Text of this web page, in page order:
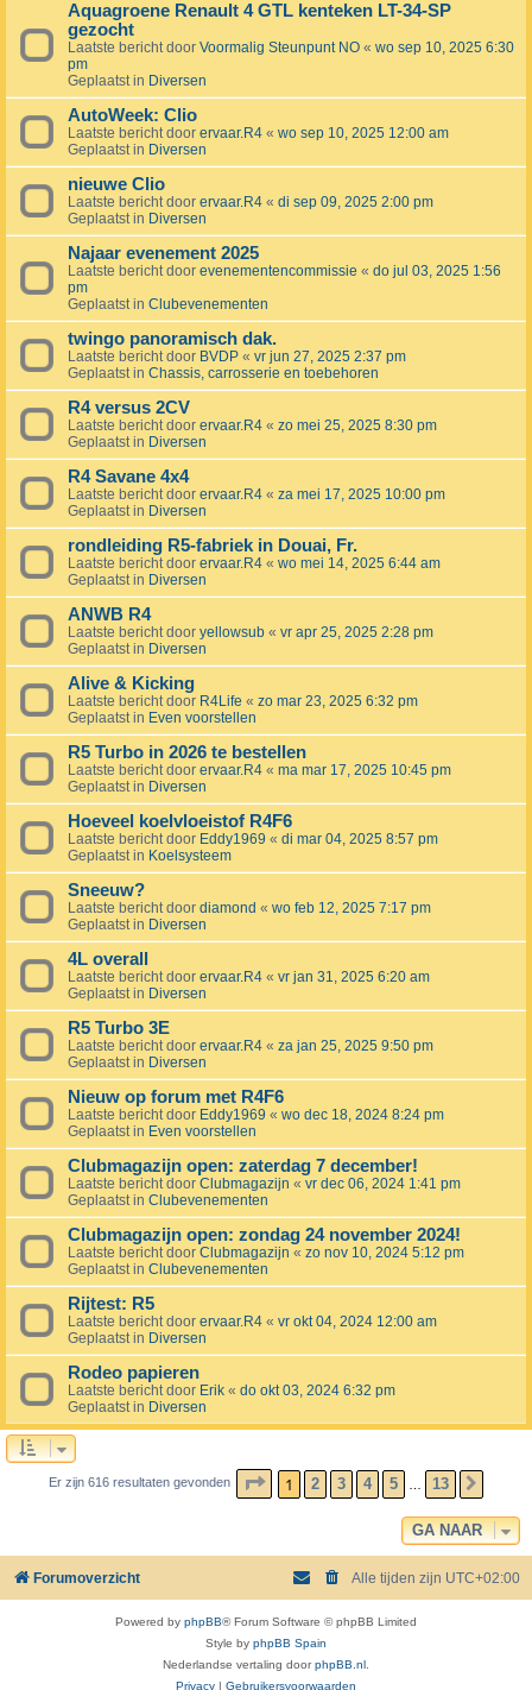
Aquagroene Renault 4 GTL kenteken LT-34-SP
gezocht
Laatste bericht door Voormalig Steunpunt NO « wo sep 10, 2025 6:30
pm
Geplaatst in Diversen
AutoWeek: Clio
Laatste bericht door ervaar.R4 « wo sep 10, 2025 12:00 am
Geplaatst in Diversen
nieuwe Clio
Laatste bericht door ervaar.R4 « di sep 09, 2025 2:00 pm
Geplaatst in Diversen
Najaar evenement 2025
Laatste bericht door evenementencommissie « do jul 03, 2025 1:56
pm
Geplaatst in Clubevenementen
twingo panoramisch dak.
Laatste bericht door BVDP « vr jun 27, 2025 2:37 pm
Geplaatst in Chassis, carrosserie en toebehoren
R4 versus 2CV
Laatste bericht door ervaar.R4 « zo mei 25, 2025 8:30 pm
Geplaatst in Diversen
R4 Savane 4x4
Laatste bericht door ervaar.R4 « za mei 17, 2025 10:00 pm
Geplaatst in Diversen
rondleiding R5-fabriek in Douai, Fr.
Laatste bericht door ervaar.R4 « wo mei 14, 2025 6:44 am
Geplaatst in Diversen
ANWB R4
Laatste bericht door yellowsub « vr apr 25, 2025 2:28 pm
Geplaatst in Diversen
Alive & Kicking
Laatste bericht door R4Life « zo mar 23, 2025 6:32 pm
Geplaatst in Even voorstellen
R5 Turbo in 2026 te bestellen
Laatste bericht door ervaar.R4 « ma mar 17, 2025 10:45 pm
Geplaatst in Diversen
Hoeveel koelvloeistof R4F6
Laatste bericht door Eddy1969 « di mar 04, 2025 8:57 pm
Geplaatst in Koelsysteem
Sneeuw?
Laatste bericht door diamond « wo feb 12, 2025 7:17 pm
Geplaatst in Diversen
4L overall
Laatste bericht door ervaar.R4 « vr jan 31, 2025 6:20 am
Geplaatst in Diversen
R5 Turbo 3E
Laatste bericht door ervaar.R4 « za jan 25, 2025 9:50 pm
Geplaatst in Diversen
Nieuw op forum met R4F6
Laatste bericht door Eddy1969 « wo dec 18, 2024 8:24 pm
Geplaatst in Even voorstellen
Clubmagazijn open: zaterdag 7 december!
Laatste bericht door Clubmagazijn « vr dec 06, 2024 1:41 pm
Geplaatst in Clubevenementen
Clubmagazijn open: zondag 24 november 2024!
Laatste bericht door Clubmagazijn « zo nov 10, 2024 5:12 pm
Geplaatst in Clubevenementen
Rijtest: R5
Laatste bericht door ervaar.R4 « vr okt 04, 2024 12:00 am
Geplaatst in Diversen
Rodeo papieren
Laatste bericht door Erik « do okt 03, 2024 6:32 pm
Geplaatst in Diversen
Er zijn 616 resultaten gevonden PAGINA VAN 13
1 2 3 4 5 13
GA NAAR
Forumoverzicht Alle tijden zijn UTC+02:00
Powered by phpBB® Forum Software © phpBB Limited
Style by phpBB Spain
Nederlandse vertaling doorphpBB.nl .
Privacy
Gebruikersvoorwaarden